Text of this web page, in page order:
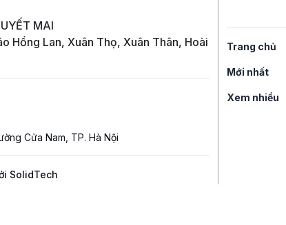
MAI
Hồng Lan, Xuân Thọ, Xuân Thân, Hoài
Cửa Nam, TP. Hà Nội
SolidTech
Trang chủ
Mới nhất
Xem nhiều